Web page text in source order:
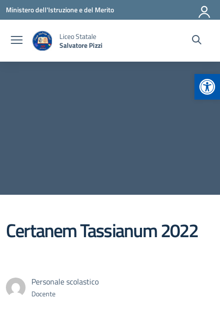
Vai ai contenuti
Vai al menu di navigazione
Vai al footer
Ministero dell'Istruzione e del Merito
Liceo Statale
Salvatore Pizzi
Certanem Tassianum 2022
Personale scolastico
Docente